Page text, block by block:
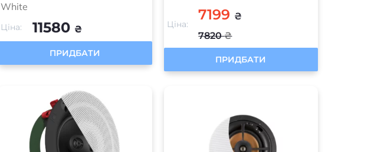
White
Ціна: 11580 ₴
ПРИДБАТИ
Ціна:
7820₴
7199 ₴
ПРИДБАТИ